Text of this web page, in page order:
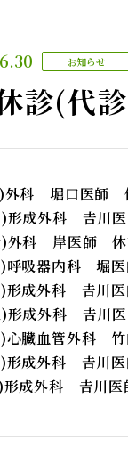
お知らせ
診(代
外科 堀口医師
形成外科 𠮷川
外科 岸医師
呼吸器内科 堀
形成外科 𠮷川
形成外科 𠮷川
心臓血管外科
形成外科 𠮷川
形成外科 𠮷川